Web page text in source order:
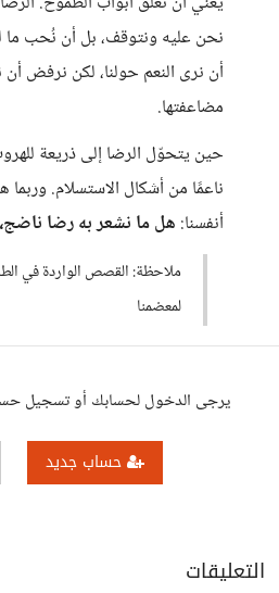
نحن عليه ونتوقف، بل أن نُحب
أن نرى النعم حولنا، لكن نرفض
مضاعفتها.
حين يتحوّل الرضا إلى ذريعة
ناعمًا من أشكال الاستسلام. وربما
أنفسنا: هل ما نشعر به رضا
ملاحظة: القصص الواردة في
لمعضمنا
يرجى الدخول لحسابك أو تسجيل
حساب جديد
التعليقات